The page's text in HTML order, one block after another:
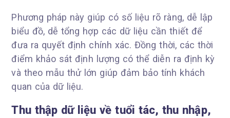
Phương pháp này giúp có số liệu rõ ràng, dễ lập
biểu đồ, dễ tổng hợp các dữ liệu cần thiết để
đưa ra quyết định chính xác. Đồng thời, các thời
điểm khảo sát định lượng có thể diễn ra định kỳ
và theo mẫu thử lớn giúp đảm bảo tính khách
quan của dữ liệu.
Thu thập dữ liệu về tuổi tác, thu nhập,